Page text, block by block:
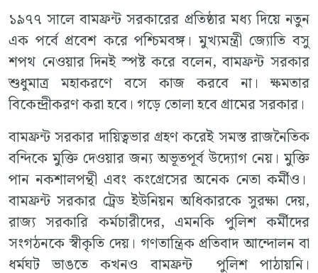
১৯৭৭ সালে বামফ্রন্ট সরকারের প্রতিষ্ঠার মধ্য দিয়ে নতুন
এক পর্বে প্রবেশ করে পশ্চিমবঙ্গ। মুখ্যমন্ত্রী জ্যোতি বসু
শপথ নেওয়ার দিনই স্পষ্ট করে বলেন, বামফ্রন্ট সরকার
শুধুমাত্র মহাকরণে বসে কাজ করবে না। ক্ষমতার
বিকেন্দ্রীকরণ করা হবে। গড়ে তোলা হবে গ্রামের সরকার।
বামফ্রন্ট সরকার দায়িত্বভার গ্রহণ করেই সমস্ত রাজনৈতিক
বন্দিকে মুক্তি দেওয়ার জন্য অভূতপূর্ব উদ্যোগ নেয়। মুক্তি
পান নকশালপন্থী এবং কংগ্রেসের অনেক নেতা কর্মীও।
বামফ্রন্ট সরকার ট্রেড ইউনিয়ন অধিকারকে সুরক্ষা দেয়,
রাজ্য সরকারি কর্মচারীদের, এমনকি পুলিশ কর্মীদের
সংগঠনকে স্বীকৃতি দেয়। গণতান্ত্রিক প্রতিবাদ আন্দোলন বা
ধর্মঘট ভাঙতে কখনও বামফ্রন্ট পুলিশ পাঠায়নি।